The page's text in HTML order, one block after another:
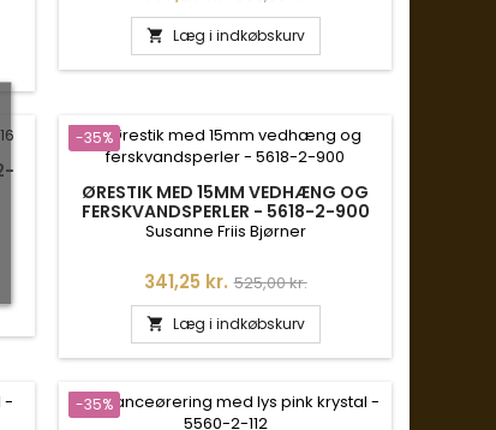
 Læg i indkøbskurv
-35%
ØRESTIK MED 15MM VEDHÆNG OG
FERSKVANDSPERLER - 5618-2-900
Susanne Friis Bjørner
Pris
341,25 kr. Normalpris
525,00 kr.
 Læg i indkøbskurv
-35%